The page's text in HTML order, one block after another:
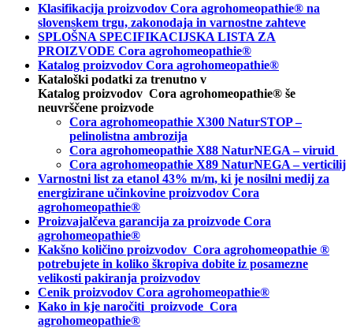
Klasifikacija proizvodov Cora agrohomeopathie® na
slovenskem trgu, zakonodaja in varnostne zahteve
SPLOŠNA SPECIFIKACIJSKA LISTA ZA
PROIZVODE Cora agrohomeopathie®
Katalog proizvodov Cora agrohomeopathie®
Kataloški podatki za trenutno v
Katalog proizvodov Cora agrohomeopathie® še
neuvrščene proizvode
Cora agrohomeopathie X300 NaturSTOP –
pelinolistna ambrozija
Cora agrohomeopathie X88 NaturNEGA – viruid
Cora agrohomeopathie X89 NaturNEGA – verticilij
Varnostni list za etanol 43% m/m, ki je nosilni medij za
energizirane učinkovine proizvodov Cora
agrohomeopathie®
Proizvajalčeva garancija za proizvode Cora
agrohomeopathie®
Kakšno količino proizvodov Cora agrohomeopathie ®
potrebujete in koliko škropiva dobite iz posamezne
velikosti pakiranja proizvodov
Cenik proizvodov Cora agrohomeopathie®
Kako in kje naročiti proizvode Cora
agrohomeopathie®